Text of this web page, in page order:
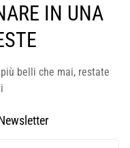
IN UNA
belli che mai, restate